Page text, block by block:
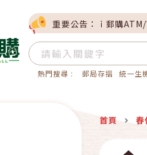
重要公告：ｉ郵購
熱門搜尋 : 郵局存摺 統一生
首頁